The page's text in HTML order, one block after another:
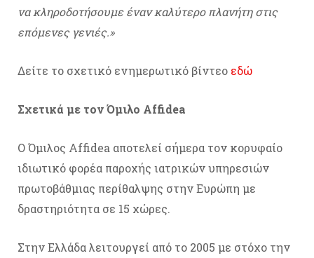
να κληροδοτήσουμε έναν καλύτερο πλανήτη στις
επόμενες γενιές.»
Δείτε το σχετικό ενημερωτικό βίντεο εδώ
Σχετικά με τον Όμιλο Affidea
Ο Όμιλος Affidea αποτελεί σήμερα τον κορυφαίο
ιδιωτικό φορέα παροχής ιατρικών υπηρεσιών
πρωτοβάθμιας περίθαλψης στην Ευρώπη με
δραστηριότητα σε 15 χώρες.
Στην Ελλάδα λειτουργεί από το 2005 με στόχο την